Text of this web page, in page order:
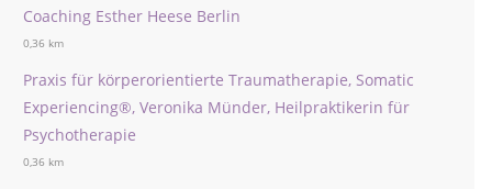
Coaching Esther Heese Berlin
0,36 km
Praxis für körperorientierte Traumatherapie, Somatic
Experiencing®, Veronika Münder, Heilpraktikerin für
Psychotherapie
0,36 km